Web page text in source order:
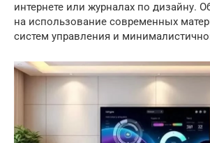
интернете или журналах по дизайну.
на использование современных
систем управления и